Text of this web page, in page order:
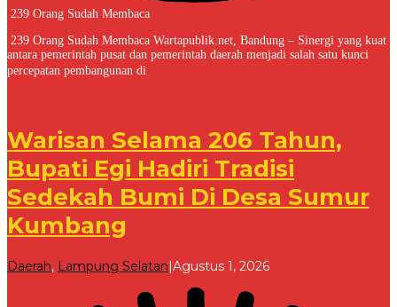
239 Orang Sudah Membaca
239 Orang Sudah Membaca Wartapublik.net, Bandung – Sinergi yang kuat
antara pemerintah pusat dan pemerintah daerah menjadi salah satu kunci
percepatan pembangunan di
Warisan Selama 206 Tahun,
Bupati Egi Hadiri Tradisi
Sedekah Bumi Di Desa Sumur
Kumbang
Daerah, Lampung Selatan Agustus 1, 2026oleh